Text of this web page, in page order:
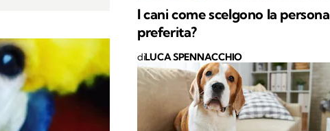
I cani come scelgono la persona
preferita?
diLUCA SPENNACCHIO